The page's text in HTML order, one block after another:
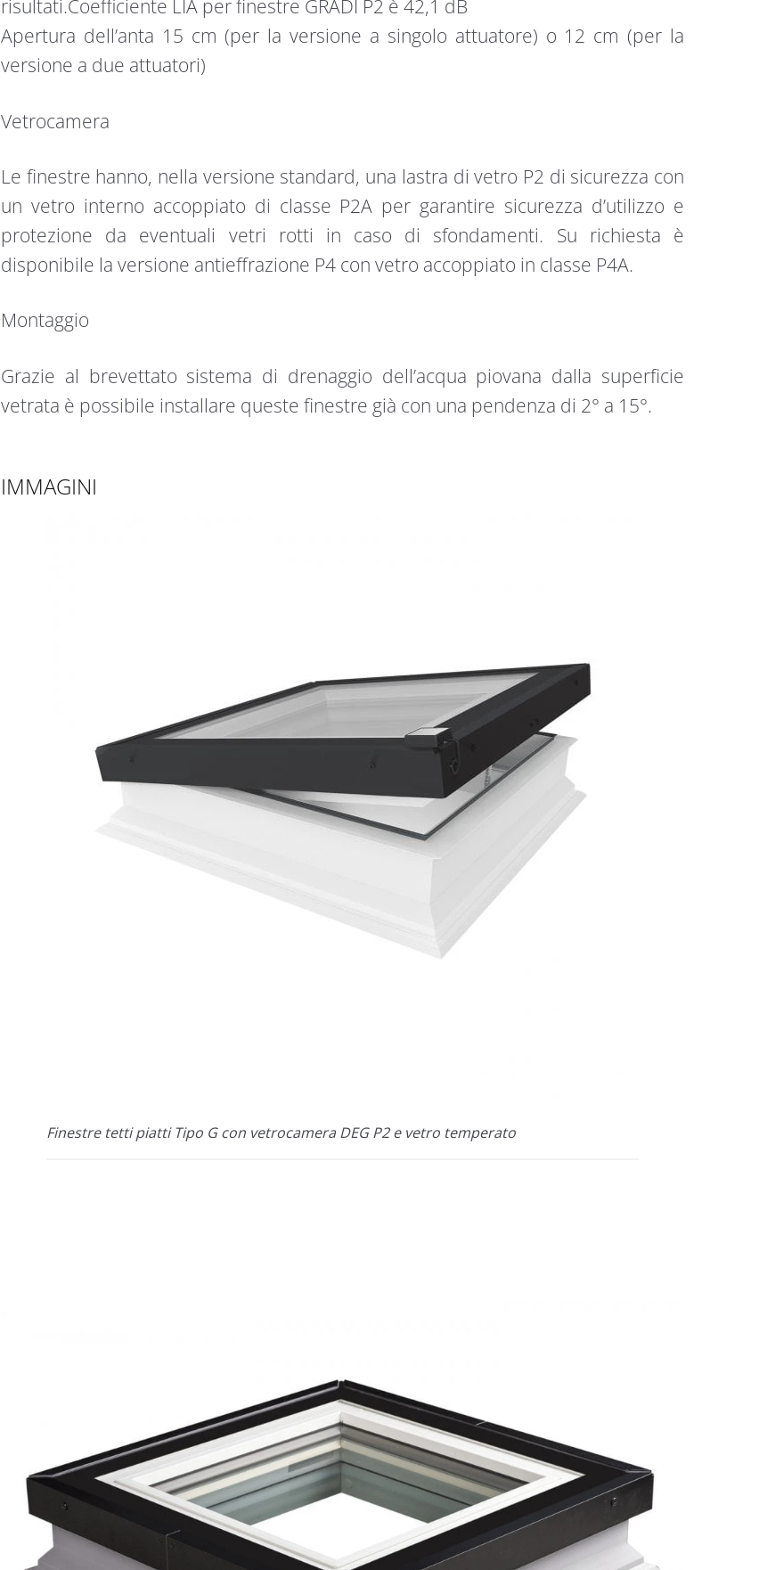
risultati.Coefficiente LIA per finestre GRADI P2 è 42,1 dB
Apertura dell’anta 15 cm (per la versione a singolo attuatore) o 12 cm (per la
versione a due attuatori)
Vetrocamera
Le finestre hanno, nella versione standard, una lastra di vetro P2 di sicurezza con
un vetro interno accoppiato di classe P2A per garantire sicurezza d’utilizzo e
protezione da eventuali vetri rotti in caso di sfondamenti. Su richiesta è
disponibile la versione antieffrazione P4 con vetro accoppiato in classe P4A.
Montaggio
Grazie al brevettato sistema di drenaggio dell’acqua piovana dalla superficie
vetrata è possibile installare queste finestre già con una pendenza di 2° a 15°.
IMMAGINI
Finestre tetti piatti Tipo G con vetrocamera DEG P2 e vetro temperato